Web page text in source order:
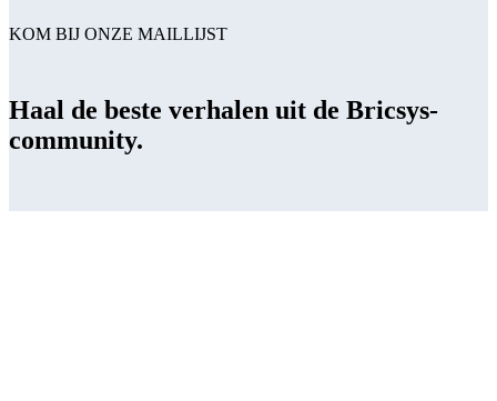
KOM BIJ ONZE MAILLIJST
Haal de beste verhalen uit de Bricsys-
community.